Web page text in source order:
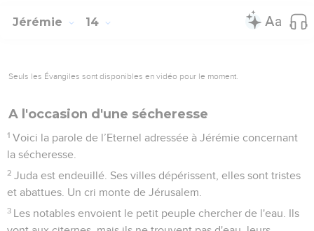
Jérémie 14
Seuls les Évangiles sont disponibles en vidéo pour le moment.
A l'occasion d'une sécheresse
1 Voici la parole de l’Eternel adressée à Jérémie concernant
la sécheresse.
2 Juda est endeuillé. Ses villes dépérissent, elles sont tristes
et abattues. Un cri monte de Jérusalem.
3 Les notables envoient le petit peuple chercher de l'eau. Ils